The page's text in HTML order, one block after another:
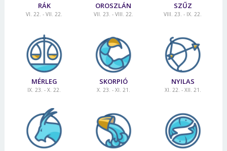
RÁK
VI. 22. - VII. 22.
OROSZLÁN
VII. 23. - VIII. 22.
SZŰZ
VIII. 23. - IX. 22.
MÉRLEG
IX. 23. - X. 22.
SKORPIÓ
X. 23. - XI. 21.
NYILAS
XI. 22. - XII. 21.